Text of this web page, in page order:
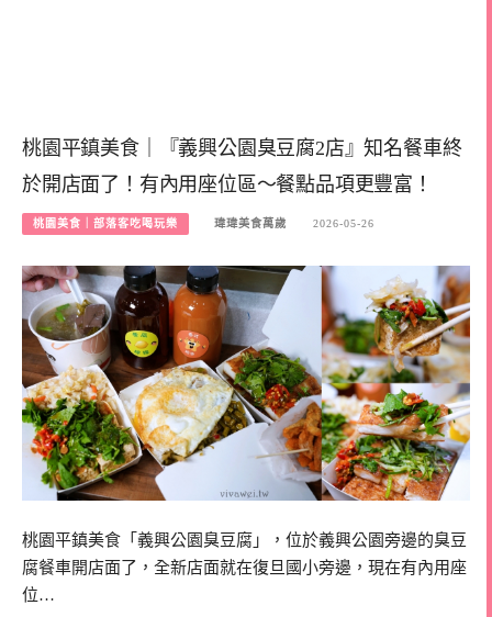
桃園平鎮美食｜『義興公園臭豆腐2店』知名餐車終
於開店面了！有內用座位區～餐點品項更豐富！
桃園美食｜部落客吃喝玩樂 瑋瑋美食萬歲 2026-05-26
桃園平鎮美食「義興公園臭豆腐」，位於義興公園旁邊的臭豆
腐餐車開店面了，全新店面就在復旦國小旁邊，現在有內用座
位…